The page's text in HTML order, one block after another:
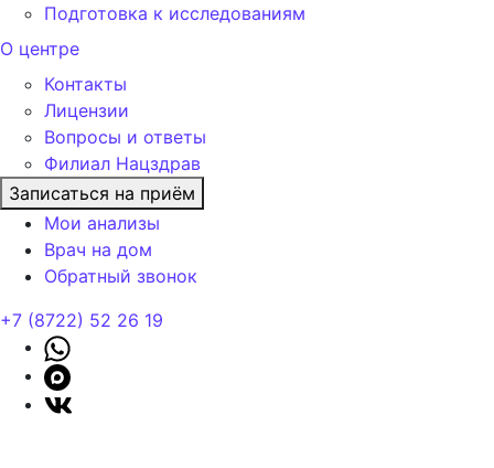
Подготовка к исследованиям
О центре
Контакты
Лицензии
Вопросы и ответы
Филиал Нацздрав
Записаться на приём
Мои анализы
Врач на дом
Обратный звонок
+7 (8722) 52 26 19